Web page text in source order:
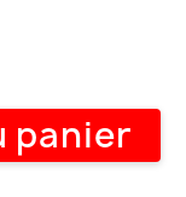
panier